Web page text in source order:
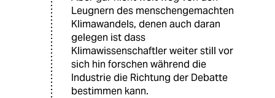
Leugnern des menschengemachten
Klimawandels, denen auch daran
gelegen ist dass
Klimawissenschaftler weiter still vor
sich hin forschen während die
Industrie die Richtung der Debatte
bestimmen kann.